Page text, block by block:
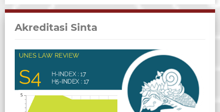
Akreditasi Sinta